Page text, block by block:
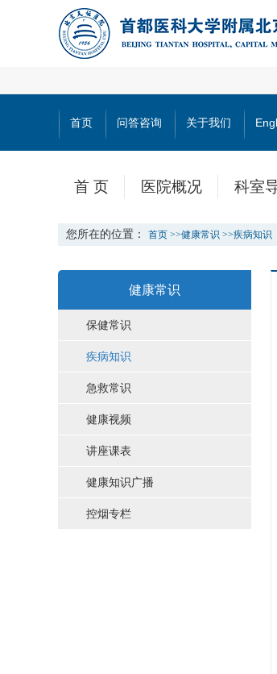
首页 问答咨询 关于我们
首 页 医院概况 科室
您所在的位置： 首页 >>健康常识 >>疾病知识
健康常识
保健常识
疾病知识
急救常识
健康视频
讲座课表
健康知识广播
控烟专栏